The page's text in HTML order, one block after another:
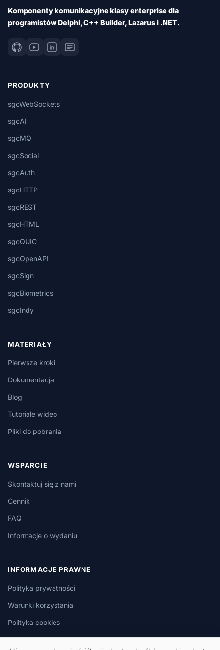
Komponenty komunikacyjne klasy enterprise dla
programistów Delphi, C++ Builder, Lazarus i .NET.
PRODUKTY
sgcWebSockets
sgcAI
sgcMQ
sgcSocial
sgcAuth
sgcHTTP
sgcREST
sgcHTML
sgcQUIC
sgcOpenAPI
sgcSign
sgcBiometrics
sgcIndy
MATERIAŁY
Pierwsze kroki
Dokumentacja
Blog
Tutoriale wideo
Pliki do pobrania
WSPARCIE
Skontaktuj się z nami
Cennik
FAQ
Informacje o wydaniu
INFORMACJE PRAWNE
Polityka prywatności
Warunki korzystania
Polityka cookies